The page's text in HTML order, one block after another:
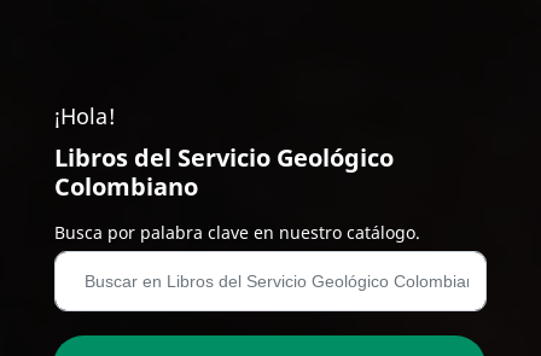
¡Hola!
Libros del Servicio Geológico
Colombiano
Busca por palabra clave en nuestro catálogo.